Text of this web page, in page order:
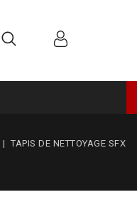
TAPIS DE NETTOYAGE SFX